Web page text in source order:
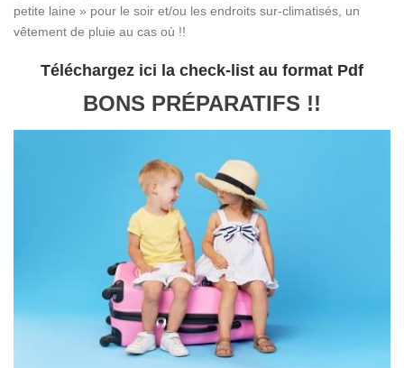
petite laine » pour le soir et/ou les endroits sur-climatisés, un
vêtement de pluie au cas où !!
Téléchargez ici la check-list au format Pdf
BONS PRÉPARATIFS !!